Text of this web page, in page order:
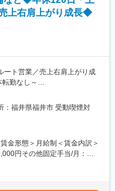
展開する会社です。
界中の魚を福井の皆様や全
い合わせ対応や運用サポート
変更の要望に対する社内調
アルや資料の作成
主に日本語、一部英語あ
げに伴う運用サポート
まざまな部署と連携しながら
す。まずは簡単な入力業務等
範囲を広げていただきま
上右肩上がり成長◆
ート営業／売上右肩上がり成
勤なし～
ど、暮らしに欠かせない分
ルート営業です。
営業ではなく、信頼関係を
：福井県福井市 受動喫煙対
金形態＞月給制＜賃金内訳＞
円その他固定手当/月：